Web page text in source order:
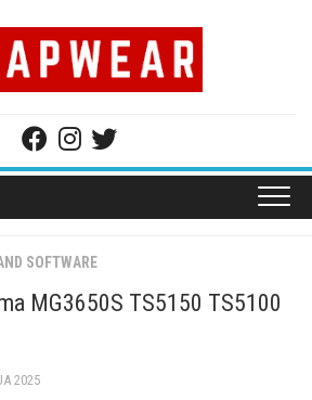
SOFTWARE
MG3650S TS5150 TS5100
2025